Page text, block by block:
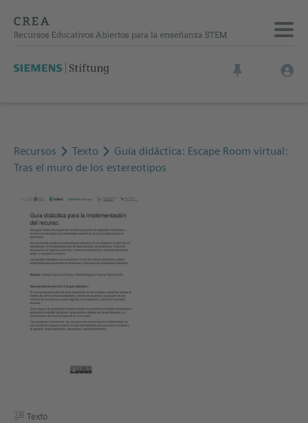
Recursos Texto
Guía didáctica: Escape Room virtual:
Tras el muro de los estereotipos
Texto